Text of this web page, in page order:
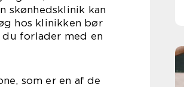
skønhedsklinik kan
hos klinikken bør
forlader med en
som er en af de